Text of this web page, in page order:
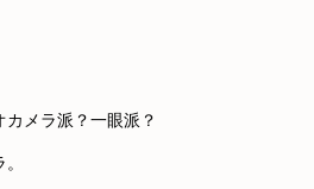
メラ派？一眼派？